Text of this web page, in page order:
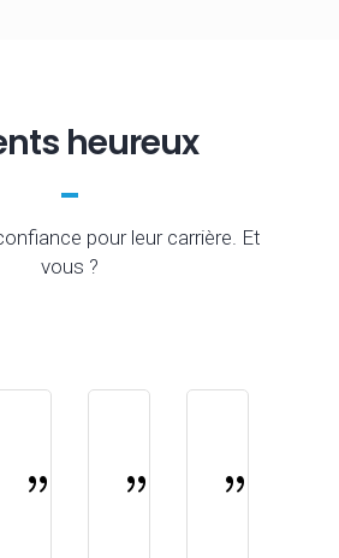
heureux
pour leur carrière. Et
vous ?